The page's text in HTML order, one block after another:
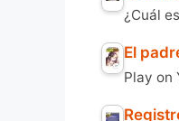
¿Cuál
El
Play on